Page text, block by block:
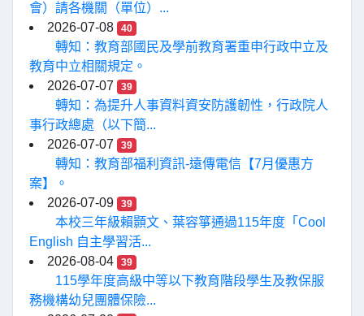
會）請各機關（單位）...
2026-07-08
40
轉知：教育部國民及學前教育署重申行政中立及
教育中立相關規定。
2026-07-07
39
轉知：為提升人事資料資安防護韌性，行政院人
事行政總處（以下簡...
2026-07-07
39
轉知：教育部福利資訊-遠傳電信【7月優惠方
案】。
2026-07-09
39
本校三年級賴顥文、葉容箏通過115年度「Cool
English 自主學習活...
2026-08-04
39
115學年度高級中等以下教育階段學生及教保服
務機構幼兒團體保險...